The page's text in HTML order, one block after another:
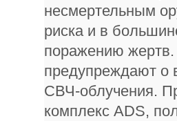
несмертельным
риска и в
поражению жертв.
предупреждают о
СВЧ-облучения.
комплекс ADS,